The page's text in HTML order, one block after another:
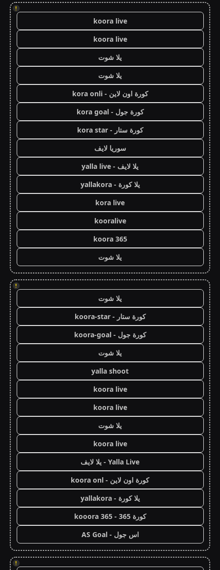
!
koora live
koora live
يلا شوت
يلا شوت
كورة اون لاين - kora onli
كورة جول - kora goal
كورة ستار - kora star
سوريا لايف
يلا لايف - yalla live
يلا كورة - yallakora
kora live
kooralive
koora 365
يلا شوت
!
يلا شوت
كورة ستار - koora-star
كورة جول - koora-goal
يلا شوت
yalla shoot
koora live
koora live
يلا شوت
koora live
Yalla Live - يلا لايف
كورة اون لاين - koora onl
يلا كورة - yallakora
كورة 365 - kooora 365
اس جول - AS Goal
!